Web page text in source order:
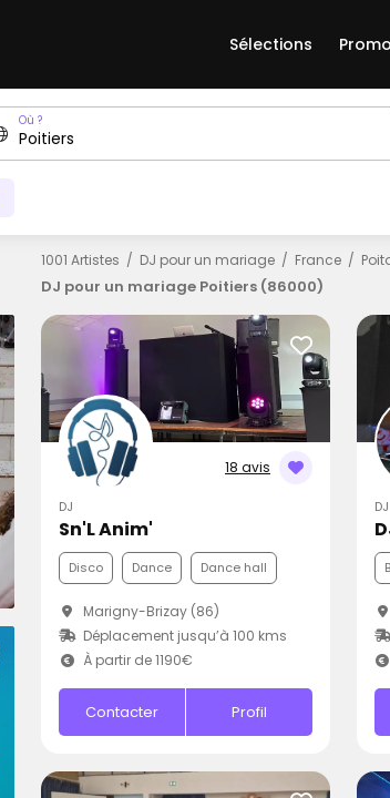
Sélections
Où ?
1001 Artistes DJ pour un mariage France
DJ pour un mariage Poitiers (86000)
18 avis
DJ
Sn'L Anim'
Disco Dance Dance hall
Marigny-Brizay (86)
Déplacement jusqu’à 100 kms
À partir de 1190€
Contacter Profil
DJ